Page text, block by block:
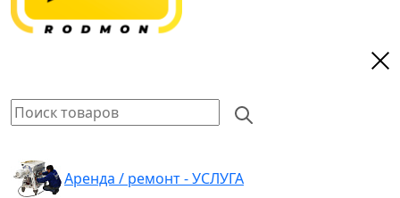
Аренда / ремонт - УСЛУГА